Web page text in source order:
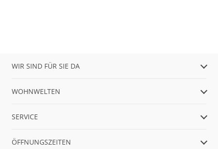
WIR SIND FÜR SIE DA
WOHNWELTEN
SERVICE
ÖFFNUNGSZEITEN